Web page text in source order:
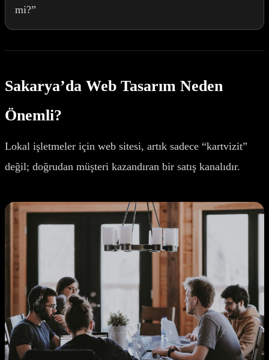
mi?”
Sakarya’da Web Tasarım Neden
Önemli?
Lokal işletmeler için web sitesi, artık sadece “kartvizit”
değil; doğrudan müşteri kazandıran bir satış kanalıdır.